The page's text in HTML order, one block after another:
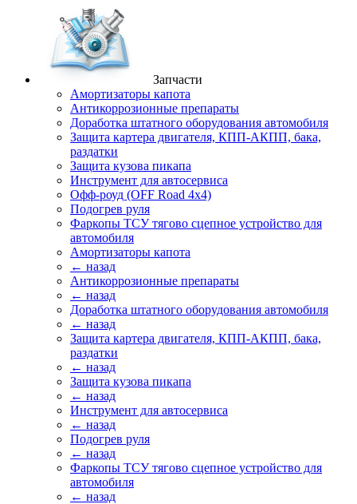
Запчасти
Амортизаторы капота
Антикоррозионные препараты
Доработка штатного оборудования автомобиля
Защита картера двигателя, КПП-АКПП, бака,
раздатки
Защита кузова пикапа
Инструмент для автосервиса
Офф-роуд (OFF Road 4x4)
Подогрев руля
Фаркопы ТСУ тягово сцепное устройство для
автомобиля
Амортизаторы капота
← назад
Антикоррозионные препараты
← назад
Доработка штатного оборудования автомобиля
← назад
Защита картера двигателя, КПП-АКПП, бака,
раздатки
← назад
Защита кузова пикапа
← назад
Инструмент для автосервиса
← назад
Подогрев руля
← назад
Фаркопы ТСУ тягово сцепное устройство для
автомобиля
← назад